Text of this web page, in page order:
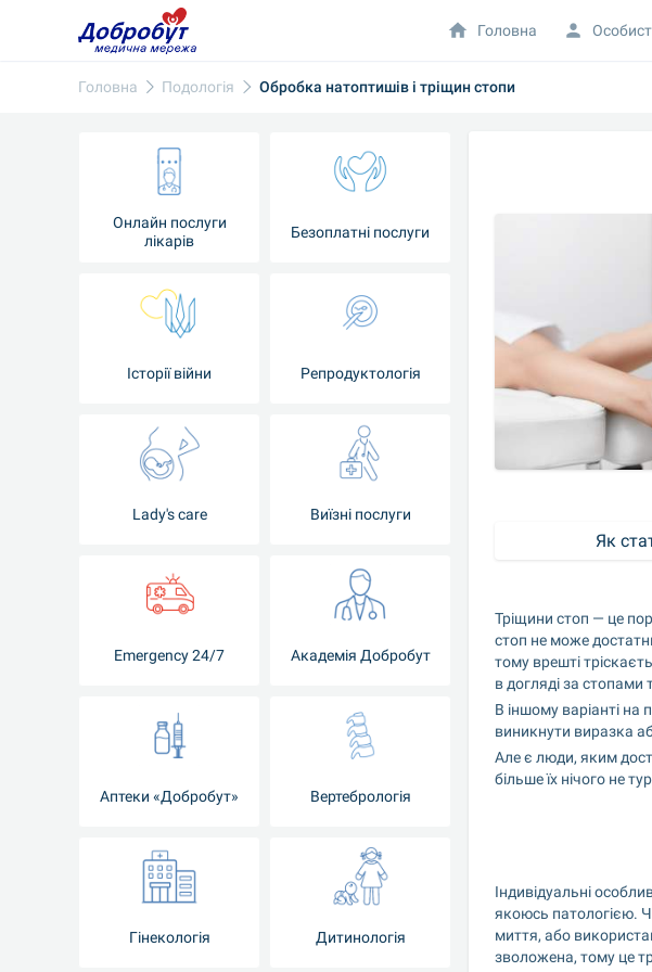
Головна Подологія Обробка натоптишів і тріщин стопи
Онлайн послуги
лікарів
Безоплатні послуги
Історії війни Репродуктологія
Lady's care Виїзні послуги
Emergency 24/7 Академія Добробут
Аптеки «Добробут» Вертебрологія
Гінекологія Дитинологія
Тріщини стоп — це
стоп не може
тому врешті
в догляді за стопами
В іншому варіанті на
виникнути виразка
Але є люди, яким
більше їх нічого не
Індивідуальні
якоюсь патологією.
миття, або
зволожена, тому це
Головна